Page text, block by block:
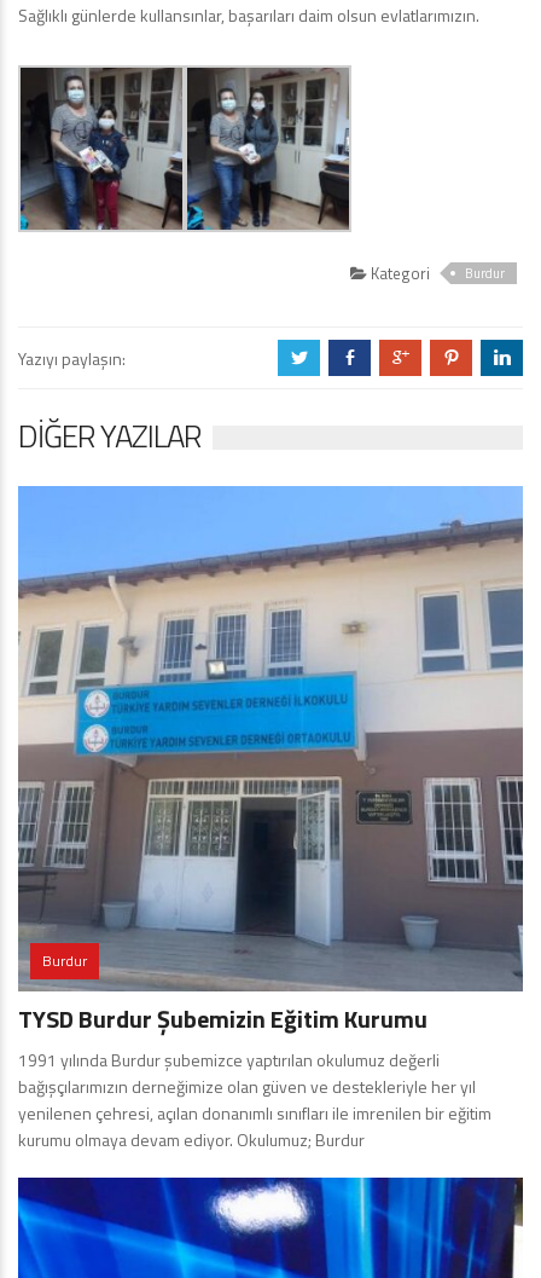
Sağlıklı günlerde kullansınlar, başarıları daim olsun evlatlarımızın.
Kategori Burdur
Yazıyı paylaşın: a b c d j
DIĞER YAZILAR
Burdur
TYSD Burdur Şubemizin Eğitim Kurumu
1991 yılında Burdur şubemizce yaptırılan okulumuz değerli
bağışçılarımızın derneğimize olan güven ve destekleriyle her yıl
yenilenen çehresi, açılan donanımlı sınıfları ile imrenilen bir eğitim
kurumu olmaya devam ediyor. Okulumuz; Burdur